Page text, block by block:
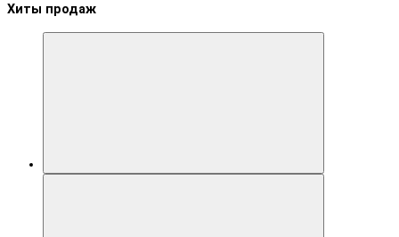
Хиты продаж